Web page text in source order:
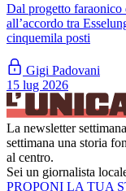
Dal progetto
all’accordo tra
cinquemila posti
Gigi Padovani
15 lug 2026
La newsletter
settimana una storia
al centro.
Sei un giornalista
PROPONI LA TUA